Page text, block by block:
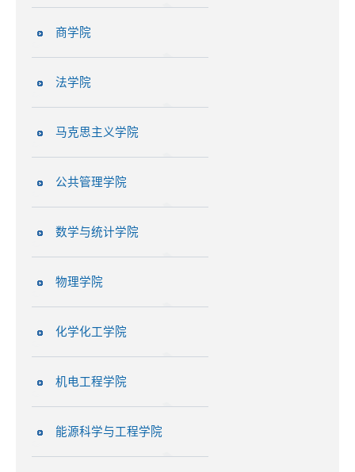
商学院
法学院
马克思主义学院
公共管理学院
数学与统计学院
物理学院
化学化工学院
机电工程学院
能源科学与工程学院